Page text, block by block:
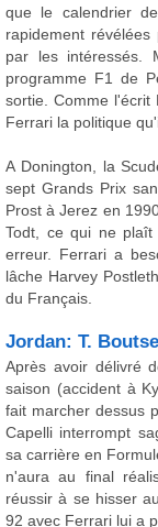
que le calendrier
rapidement
par les intéressés.
programme F1 de
sortie. Comme l'écrit
Ferrari la politique
A Donington, la
sept Grands Prix
Prost à Jerez en
Todt, ce qui ne
erreur. Ferrari a
lâche Harvey
du Français.
Jordan: T.
Après avoir délivré
saison (accident à
fait marcher dessus
Capelli interrompt
sa carrière en
n'aura au final
réussir à se hisser
92 avec Ferrari lui a